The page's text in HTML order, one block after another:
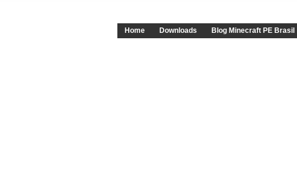
Home Downloads Blog Minecraft PE Brasil